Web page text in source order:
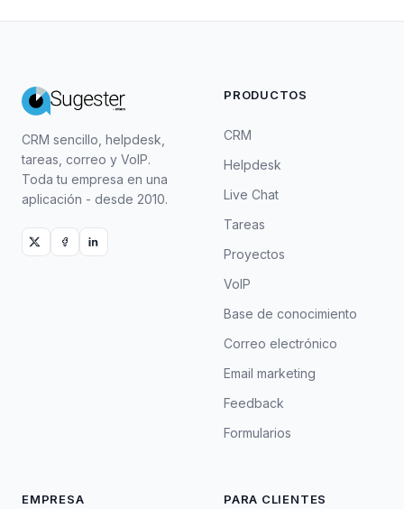
CRM sencillo, helpdesk,
tareas, correo y VoIP.
Toda tu empresa en una
aplicación - desde 2010.
PRODUCTOS
CRM
Helpdesk
Live Chat
Tareas
Proyectos
VoIP
Base de conocimiento
Correo electrónico
Email marketing
Feedback
Formularios
EMPRESA PARA CLIENTES